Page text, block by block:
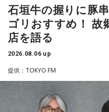
リスナーちゃんはそのことを
かった！ 私も大阪に行く前か
ろうな」と思っていたから、
たですね！ 来てくれてありが
この日の放送をradikoタイム
※放送エリア外の方は、プレ
だけます。
常井健一「『ドン』はスペイ
スよりもさらにスケールの大
着しました。いま、ドンとし
藏内議長。福岡県内には一昔
葉がありまして。現在は麻生
て藏内さんが熾烈な権力闘争
「藏内さんだけ県議、と
石垣牛の握りに豚
ゴリおすすめ！ 故
店を語る
2026.08.06 up
提供：TOKYO FM